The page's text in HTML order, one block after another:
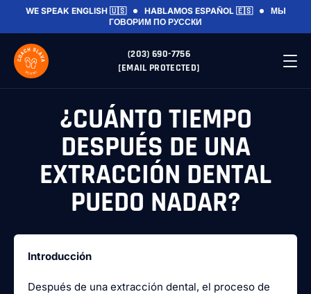
WE SPEAK ENGLISH 🇺🇸 HABLAMOS ESPAÑOL 🇪🇸
МЫ
ГОВОРИМ ПО РУССКИ
(203) 690-7756
[EMAIL PROTECTED]
¿CUÁNTO TIEMPO
DESPUÉS DE UNA
EXTRACCIÓN DENTAL
PUEDO NADAR?
Introducción
Después de una extracción dental, el proceso de